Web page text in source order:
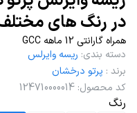
در رنگ های مختلف حلقه
همراه گارانتی 12 ماهه GCC
دسته بندی: ریسه وایرلس
برند : پرتو درخشان
کد محصول:
124710000014
رنگ